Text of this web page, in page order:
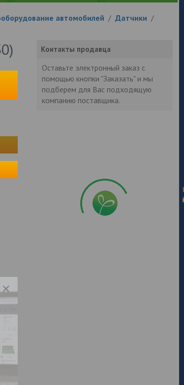
автомобилей / Датчики /
Контакты продавца
Оставьте электронный заказ с
помощью кнопки "Заказать" и мы
подберем для Вас подходящую
компанию поставщика.